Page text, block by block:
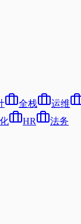
全栈 运维
HR
法务